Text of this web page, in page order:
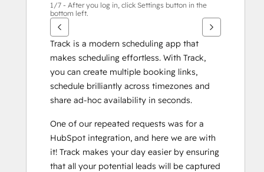
1/7 - After you log in, click Settings button in the
bottom left.
Track is a modern scheduling app that
makes scheduling effortless. With Track,
you can create multiple booking links,
schedule brilliantly across timezones and
share ad-hoc availability in seconds.
One of our repeated requests was for a
HubSpot integration, and here we are with
it! Track makes your day easier by ensuring
that all your potential leads will be captured